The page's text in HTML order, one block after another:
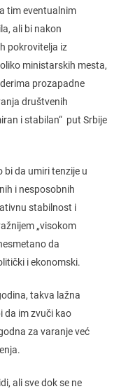
tim eventualnim
ali bi nakon
pokrovitelja iz
ministarskih mesta,
prozapadne
društvenih
i stabilan“ put Srbije
bi da umiri tenzije u
i nesposobnih
stabilnost i
„visokom
da
i ekonomski.
takva lažna
da im zvuči kao
za varanje već
ali sve dok se ne